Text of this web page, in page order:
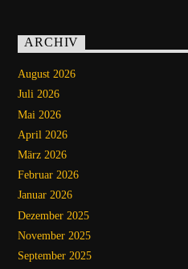
ARCHIV
August 2026
Juli 2026
Mai 2026
April 2026
März 2026
Februar 2026
Januar 2026
Dezember 2025
November 2025
September 2025